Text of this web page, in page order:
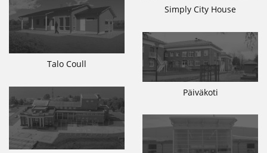
Simply City House
Talo Coull
Päiväkoti